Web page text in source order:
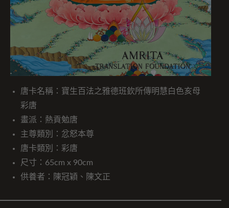
唐卡名稱：寶生百法之雅德班欽所傳明慧白色亥母
彩唐
畫派：熱貢勉唐
主尊類別：忿怒本尊
唐卡類別：彩唐
尺寸：65cm x 90cm
供養者：陳冠穎、陳文正